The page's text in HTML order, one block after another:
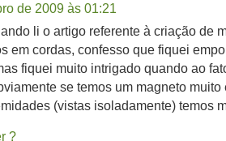
de 2009 às 01:21
li o artigo referente à criação de
em cordas, confesso que fiquei
fiquei muito intrigado quando ao
se temos um magneto muito
(vistas isoladamente) temos